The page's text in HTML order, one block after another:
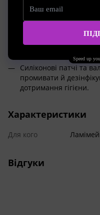
після відкриття або
запобігти окисненню
Перед використанням
проведіть патч-тест
Силіконові патчі та
промивати й
дотримання гігієни.
Характеристики
Для кого
Відгуки